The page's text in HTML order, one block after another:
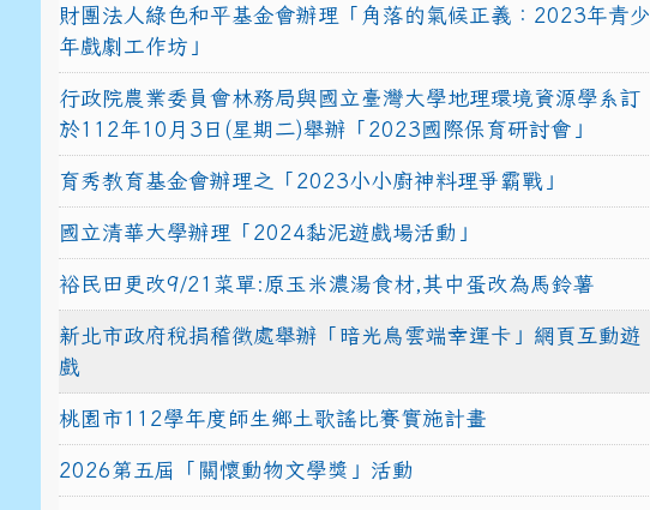
財團法人綠色和平基金會辦理「角落的氣候正義：2023年青少
年戲劇工作坊」
行政院農業委員會林務局與國立臺灣大學地理環境資源學系訂
於112年10月3日(星期二)舉辦「2023國際保育研討會」
育秀教育基金會辦理之「2023小小廚神料理爭霸戰」
國立清華大學辦理「2024黏泥遊戲場活動」
裕民田更改9/21菜單:原玉米濃湯食材,其中蛋改為馬鈴薯
新北市政府稅捐稽徵處舉辦「暗光鳥雲端幸運卡」網頁互動遊
戲
桃園市112學年度師生鄉土歌謠比賽實施計畫
2026第五屆「關懷動物文學獎」活動